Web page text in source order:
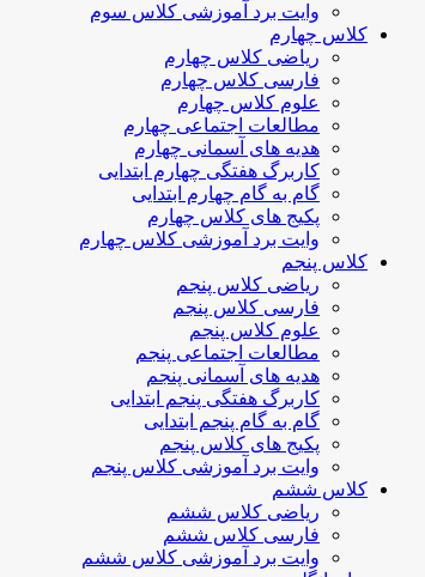
وایت برد آموزشی کلاس سوم
کلاس چهارم
ریاضی کلاس چهارم
فارسی کلاس چهارم
علوم کلاس چهارم
مطالعات اجتماعی چهارم
هدیه های آسمانی چهارم
کاربرگ هفتگی چهارم ابتدایی
گام به گام چهارم ابتدایی
پکیج های کلاس چهارم
وایت برد آموزشی کلاس چهارم
کلاس پنجم
ریاضی کلاس پنجم
فارسی کلاس پنجم
علوم کلاس پنجم
مطالعات اجتماعی پنجم
هدیه های آسمانی پنجم
کاربرگ هفتگی پنجم ابتدایی
گام به گام پنجم ابتدایی
پکیج های کلاس پنجم
وایت برد آموزشی کلاس پنجم
کلاس ششم
ریاضی کلاس ششم
فارسی کلاس ششم
وایت برد آموزشی کلاس ششم